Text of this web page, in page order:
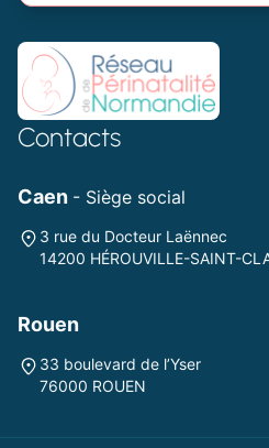
Contacts
Caen - Siège social
3 rue du Docteur Laënnec
14200 HÉROUVILLE-SAINT-
Rouen
33 boulevard de l’Yser
76000 ROUEN